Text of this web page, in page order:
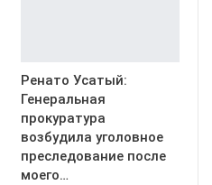
Ренато Усатый:
Генеральная
прокуратура
возбудила уголовное
преследование после
моего…